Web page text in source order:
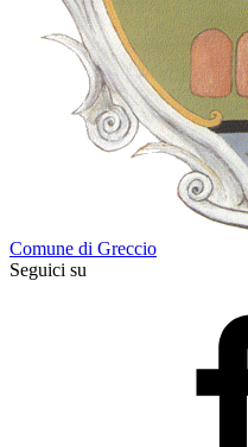
Comune di Greccio
Seguici su